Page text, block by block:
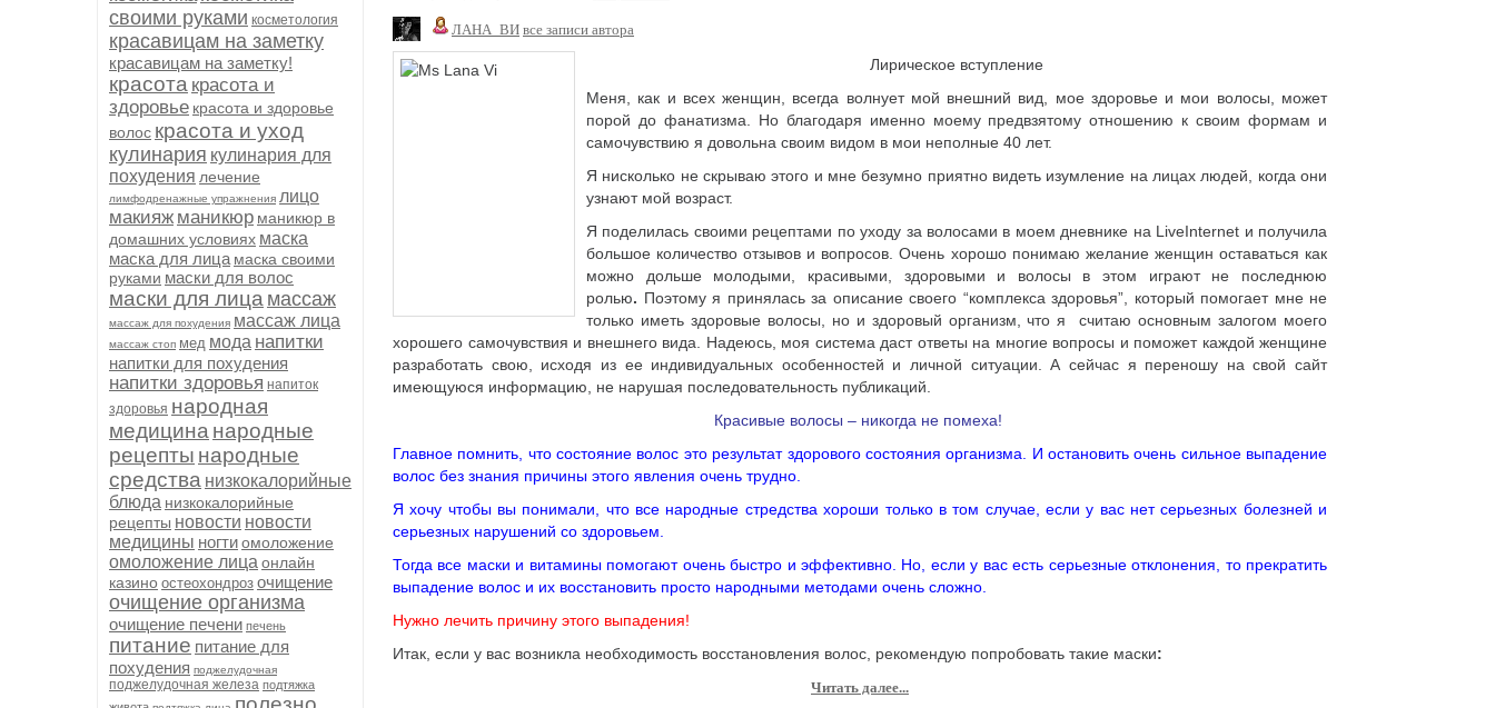
своими руками косметология
красавицам на заметку
красавицам на заметку!
красота красота и
здоровье красота и здоровье
волос красота и уход
кулинария кулинария для
похудения лечение
лимфодренажные упражнения лицо
макияж маникюр маникюр в
домашних условиях маска
маска для лица маска своими
руками маски для волос
маски для лица массаж
массаж для похудения массаж лица
массаж стоп мед мода напитки
напитки для похудения
напитки здоровья напиток
здоровья народная
медицина народные
рецепты народные
средства низкокалорийные
блюда низкокалорийные
рецепты новости новости
медицины ногтиомоложение
омоложение лица онлайн
казино остеохондроз очищение
очищение организма
очищение печени печень
питание питание для
похудения поджелудочная
поджелудочная железа подтяжка
ЛАНА_ВИ все записи автора
Лирическое вступление
Меня, как и всех женщин, всегда волнует мой внешний вид, мое здоровье и мои волосы, может
порой до фанатизма. Но благодаря именно моему предвзятому отношению к своим формам и
самочувствию я довольна своим видом в мои неполные 40 лет.
Я нисколько не скрываю этого и мне безумно приятно видеть изумление на лицах людей, когда они
узнают мой возраст.
Я поделилась своими рецептами по уходу за волосами в моем дневнике на LiveInternet и получила
большое количество отзывов и вопросов. Очень хорошо понимаю желание женщин оставаться как
можно дольше молодыми, красивыми, здоровыми и волосы в этом играют не последнюю
ролью. Поэтому я принялась за описание своего “комплекса здоровья”, который помогает мне не
только иметь здоровые волосы, но и здоровый организм, что я считаю основным залогом моего
хорошего самочувствия и внешнего вида. Надеюсь, моя система даст ответы на многие вопросы и поможет каждой женщине
разработать свою, исходя из ее индивидуальных особенностей и личной ситуации. А сейчас я переношу на свой сайт
имеющуюся информацию, не нарушая последовательность публикаций.
Красивые волосы – никогда не помеха!
Главное помнить, что состояние волос это результат здорового состояния организма. И остановить очень сильное выпадение
волос без знания причины этого явления очень трудно.
Я хочу чтобы вы понимали, что все народные стредства хороши только в том случае, если у вас нет серьезных болезней и
серьезных нарушений со здоровьем.
Тогда все маски и витамины помогают очень быстро и эффективно. Но, если у вас есть серьезные отклонения, то прекратить
выпадение волос и их восстановить просто народными методами очень сложно.
Нужно лечить причину этого выпадения!
Итак, если у вас возникла необходимость восстановления волос, рекомендую попробовать такие маски:
Читать далее...